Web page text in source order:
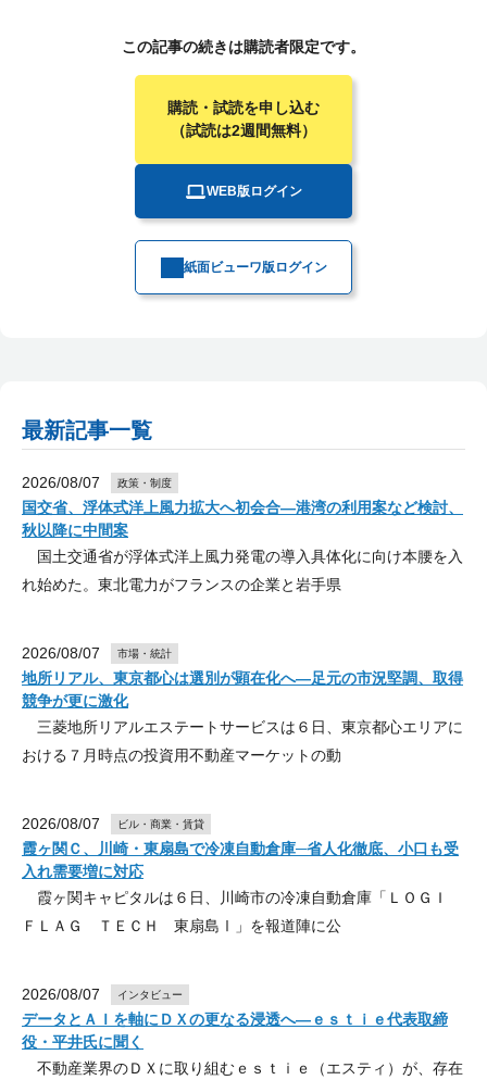
この記事の続きは購読者限定です。
購読・試読を申し込む
（試読は2週間無料）
WEB版ログイン
紙面ビューワ版ログイン
最新記事一覧
2026/08/07 政策・制度
国交省、浮体式洋上風力拡大へ初会合―港湾の利用案など検討、
秋以降に中間案
国土交通省が浮体式洋上風力発電の導入具体化に向け本腰を入
れ始めた。東北電力がフランスの企業と岩手県
2026/08/07 市場・統計
地所リアル、東京都心は選別が顕在化へ―足元の市況堅調、取得
競争が更に激化
三菱地所リアルエステートサービスは６日、東京都心エリアに
おける７月時点の投資用不動産マーケットの動
2026/08/07 ビル・商業・賃貸
霞ヶ関Ｃ、川崎・東扇島で冷凍自動倉庫─省人化徹底、小口も受
入れ需要増に対応
霞ヶ関キャピタルは６日、川崎市の冷凍自動倉庫「ＬＯＧＩ
ＦＬＡＧ ＴＥＣＨ 東扇島Ⅰ」を報道陣に公
2026/08/07 インタビュー
データとＡＩを軸にＤＸの更なる浸透へ―ｅｓｔｉｅ代表取締
役・平井氏に聞く
不動産業界のＤＸに取り組むｅｓｔｉｅ（エスティ）が、存在